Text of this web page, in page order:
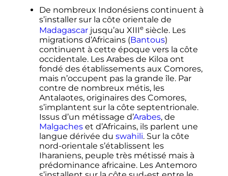
De nombreux Indonésiens continuent à
s’installer sur la côte orientale de
Madagascarjusqu’au XIIIe siècle. Les
migrations d’Africains (Bantous)
continuent à cette époque vers la côte
occidentale. Les Arabes de Kiloa ont
fondé des établissements aux Comores,
mais n’occupent pas la grande île. Par
contre de nombreux métis, les
Antalaotes, originaires des Comores,
s’implantent sur la côte septentrionale.
Issus d’un métissage d’Arabes, de
Malgacheset d’Africains, ils parlent une
langue dérivée du swahili. Sur la côte
nord-orientale s’établissent les
Iharaniens, peuple très métissé mais à
prédominance africaine. Les Antemoro